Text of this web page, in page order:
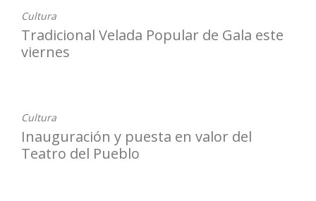
Cultura
Tradicional Velada Popular de Gala este
viernes
Cultura
Inauguración y puesta en valor del
Teatro del Pueblo